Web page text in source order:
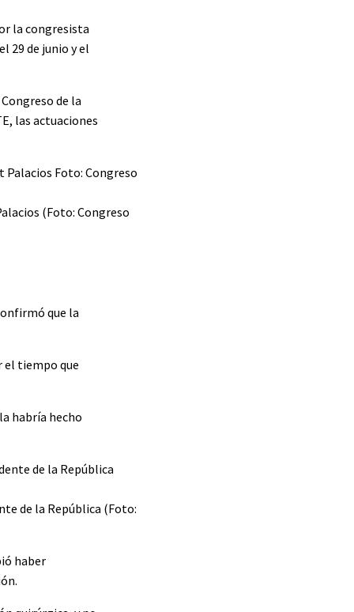
la congresista
29 de junio y el
de la
las actuaciones
(Foto: Congreso
que la
el tiempo que
habría hecho
de la República (Foto:
haber